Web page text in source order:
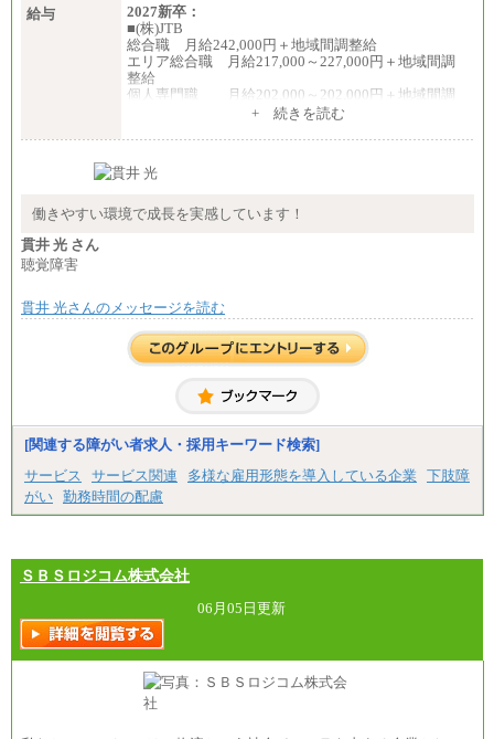
給与
2027新卒：
■(株)JTB
総合職 月給242,000円＋地域間調整給
エリア総合職 月給217,000～227,000円＋地域間調
整給
個人専門職 月給202,000～202,000円＋地域間調
総合職 月給208,000～235,000円
※詳細はJTBキャリアサイトよりご確認ください。
総合職 月給220,000～230,000円＋地域間調整給
整給
※詳細はJTBキャリアサイトよりご確認ください。
■(株)JTBコミュニケーションデザイン
総合職 月給230,000円
みなし残業手当：20,000円（一律支給）※みなし
残業手当の残業時間は10.43時間。
間に応じて、時間外手当等を支給。
エリアサポート職 月給188,000円
■（株）JTBグローバルマーケティング＆トラベル
訪日事業職 月給202,000～227,000円＋地域間調整
給
※詳細はJTBキャリアサイトよりご確認ください。
■(株)JTBビジネストランスフォーム
総合職 月給205,000～225,000円＋地域間調整給
エリア総合職 月給185,000円＋地域間調整給
+ 続きを読む
働きやすい環境で成長を実感しています！
貫井 光 さん
聴覚障害
貫井 光さんのメッセージを読む
[関連する障がい者求人・採用キーワード検索]
サービス
サービス関連 多様な雇用形態を導入している企業
下肢障
がい 勤務時間の配慮
ＳＢＳロジコム株式会社
06月05日更新